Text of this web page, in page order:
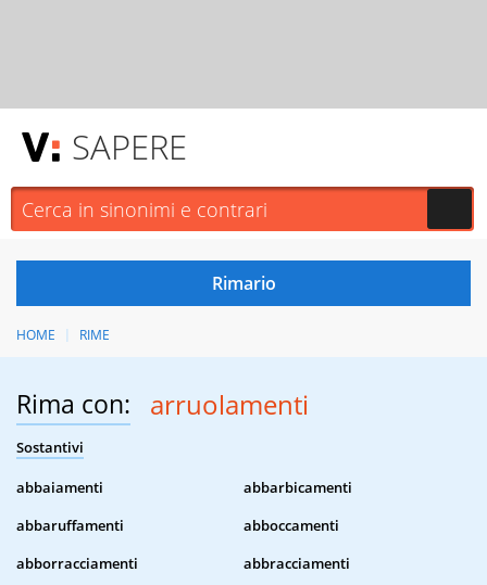
SAPERE
HOME RIME
Rima con: arruolamenti
Sostantivi
abbaiamenti
abbarbicamenti
abbaruffamenti
abboccamenti
abborracciamenti
abbracciamenti